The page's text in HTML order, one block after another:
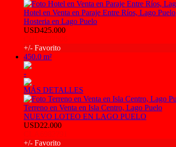
Hotel en Venta en Paraje Entre Ríos, Lago Puelo
Hosteria en Lago Puelo
USD425.000
+/- Favorito
450.0 m²
-
MÁS DETALLES
Terreno en Venta en Isla Centro, Lago Puelo
NUEVO LOTEO EN LAGO PUELO
USD22.000
+/- Favorito